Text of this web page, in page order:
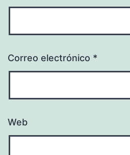
Correo electrónico *
Web